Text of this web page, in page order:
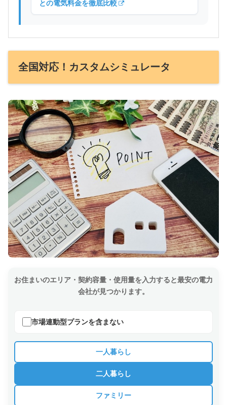
との電気料金を徹底比較
全国対応！カスタムシミュレータ
お住まいのエリア・契約容量・使用量を入力すると最安の電力
会社が見つかります。
市場連動型プランを含まない
一人暮らし
二人暮らし
ファミリー